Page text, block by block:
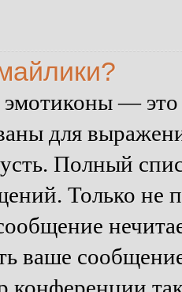
— это
для
Полный
Только не
ваше